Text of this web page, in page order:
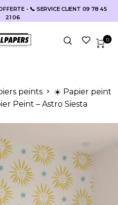
- 📞 SERVICE CLIENT 09 78 45
21 06
0
peints
☀️ Papier peint
Peint – Astro Siesta